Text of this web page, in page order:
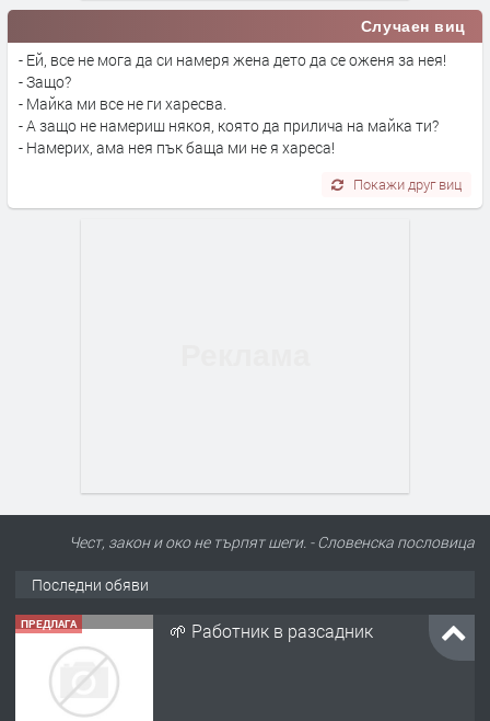
Случаен виц
- Ей, все не мога да си намеря жена дето да се оженя за нея!
- Защо?
- Майка ми все не ги харесва.
- А защо не намериш някоя, която да прилича на майка ти?
- Намерих, ама нея пък баща ми не я хареса!
Покажи друг виц
Чест, закон и око не търпят шеги. - Словенскa пословица
Последни обяви
ПРЕДЛАГА 🌱 Работник в разсадник